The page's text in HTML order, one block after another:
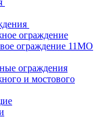
ограждение
ограждение 11МО
ограждения
и мостового